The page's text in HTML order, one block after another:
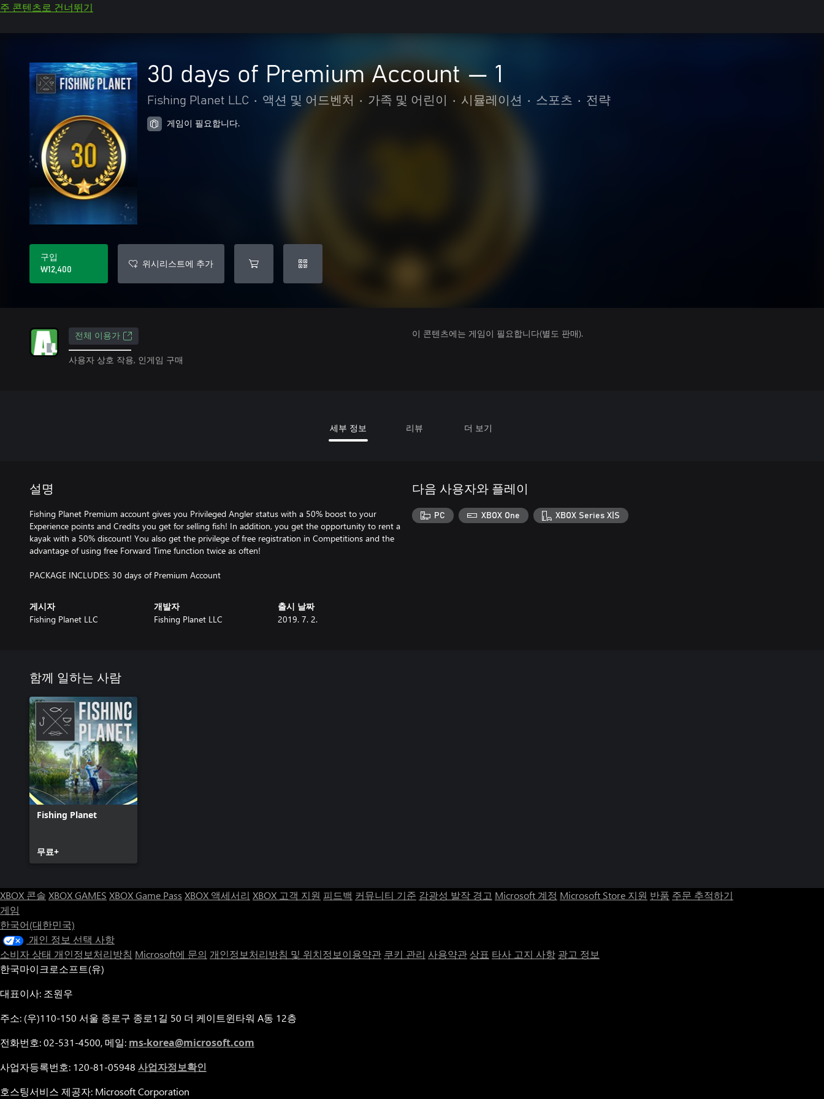
주 콘텐츠로 건너뛰기
30 days of Premium Account — 1
Fishing Planet LLC • 액션 및 어드벤처 • 가족 및 어린이 • 시뮬레이션 • 스포츠 • 전략
게임이 필요합니다.
구입
₩12,400
위시리스트에 추가
전체 이용가
사용자 상호 작용, 인게임 구매
이 콘텐츠에는 게임이 필요합니다(별도 판매).
세부 정보 리뷰 더 보기
설명
Fishing Planet Premium account gives you Privileged Angler status with a 50% boost to your
Experience points and Credits you get for selling fish! In addition, you get the opportunity to rent a
kayak with a 50% discount! You also get the privilege of free registration in Competitions and the
advantage of using free Forward Time function twice as often!
PACKAGE INCLUDES: 30 days of Premium Account
게시자
Fishing Planet LLC
개발자
Fishing Planet LLC
출시 날짜
2019. 7. 2.
다음 사용자와 플레이
PC XBOX One XBOX Series X|S
함께 일하는 사람
Fishing Planet
무료+
XBOX 콘솔 XBOX GAMES XBOX Game Pass XBOX 액세서리 XBOX 고객 지원 피드백 커뮤니티 기준 감광성 발작 경고 Microsoft 계정 Microsoft Store 지원 반품 주문 추적하기
게임
한국어(대한민국)
개인 정보 선택 사항
소비자 상태 개인정보처리방침 Microsoft에 문의 개인정보처리방침 및 위치정보이용약관 쿠키 관리 사용약관 상표 타사 고지 사항 광고 정보
한국마이크로소프트(유)
대표이사: 조원우
주소: (우)110-150 서울 종로구 종로1길 50 더 케이트윈타워 A동 12층
전화번호: 02-531-4500, 메일: ms-korea@microsoft.com
사업자등록번호: 120-81-05948 사업자정보확인
호스팅서비스 제공자: Microsoft Corporation